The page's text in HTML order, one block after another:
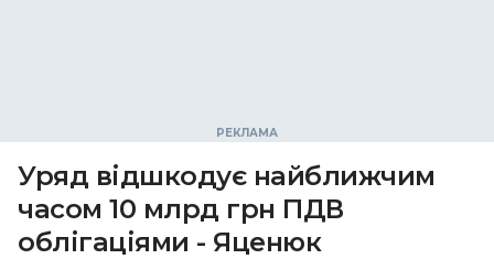
Уряд відшкодує найближчим
часом 10 млрд грн ПДВ
облігаціями - Яценюк